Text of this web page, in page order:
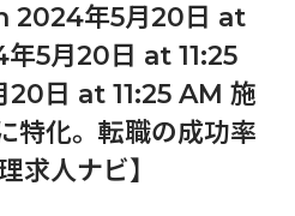
2024年5月20日 at
5月20日 at 11:25
日 at 11:25 AM 施
特化。転職の成功率
求人ナビ】